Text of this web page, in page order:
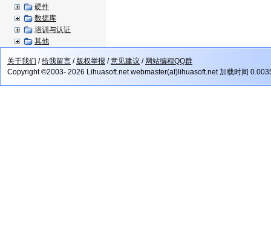
硬件
数据库
培训与认证
其他
关于我们 /给我留言 /版权举报 /意见建议 / 网站编程QQ群
Copyright ©2003- 2026 Lihuasoft.net webmaster(at)lihuasoft.net 加载时间